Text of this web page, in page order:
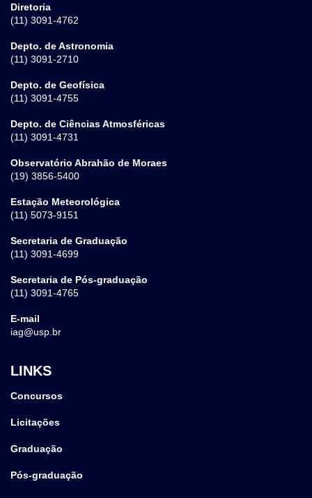
Diretoria
(11) 3091-4762
Depto. de Astronomia
(11) 3091-2710
Depto. de Geofísica
(11) 3091-4755
Depto. de Ciências Atmosféricas
(11) 3091-4731
Observatório Abrahão de Moraes
(19) 3856-5400
Estação Meteorológica
(11) 5073-9151
Secretaria de Graduação
(11) 3091-4699
Secretaria de Pós-graduação
(11) 3091-4765
E-mail
iag@usp.br
LINKS
Concursos
Licitações
Graduação
Pós-graduação